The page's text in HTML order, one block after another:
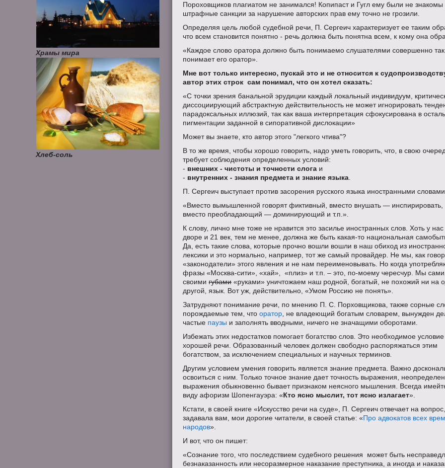
Пороховщиков плагиатом не занимался! Копипаст и Гугл ему были не знакомы
штрафные санкции за нарушение авторских прав ему точно не грозили.
Определяя цель любой судебной речи, П. Сергеич характеризует ее таким
что всем становится понятно - речь должна быть понятна всем, к кому она
«Каждое слово оратора должно быть понимаемо слушателями совершенно
понимает его оратор».
Мне вот только интересно, пускай это и не относится к
автор этих строк сам понимал, что он хотел сказать:
«С точки зрения банальной эрудиции каждый локальный индивидуум,
диссоциирующий абстрактную действительность не может игнорировать
парадоксальных иллюзий, так как ваша интерпретация сфокусирована в
пигментации заданной в сипоративной дислокации»
Может вы знаете, кто автор этого "легкого чтива"?
В то же время, чтобы хорошо говорить, надо уметь говорить, что, в свою
требует соблюдения определенных условий:
- внешних - чистоты и точности слога и
- внутренних - знания предмета и знание языка
П. Сергеич выступает против засорения русского языка иностранными словами.
«Вместо вымышленной говорят фиктивный, вместо внушать — инспирировать,
вместо преобладающий — доминирующий и т.п.».
К слову, лично мне тоже не нравится это засилье иностранных слов. Хоть у нас
дворе и 21 век, тем не менее, должна же быть какая-то национальная
Да, есть такие слова, которые прочно вошли вошли в наш обиход из
лексики и это нормально, например, тот же самый провайдер. Не мы, как
«законодатели» этого явления и не нам переименовывать. Но когда
фразы «Москва-сити», «хай», «плиз» и т.п. – это, по-моему чересчур. Мы сами,
своимигубами«руками» уничтожаем наш родной, богатый, не похожий ни на
другой, язык. Вот уж, действительно, «Умом Россию не понять».
Затрудняют понимание речи, по мнению П. С. Порховщикова, также сорные
порождаемые тем, чтооратор , не владеющий богатым словарем, вынужден
частые паузы и заполнять вводными, ничего не значащими оборотами.
Избежать этих недостатков помогает богатство слов. Это необходимое условие
хорошей речи. Образованный человек должен свободно распоряжаться этим
богатством, за исключением специальных и научных терминов.
Другим условием умения говорить является знание предмета. Важно
освоиться с ним. Только точное знание дает точность выражения,
выражения обыкновенно бывает признаком неясного мышления. Всегда
виду афоризм Шопенгауэра: «Кто ясно мыслит, тот ясно излагает».
Кстати, в своей книге «Искусство речи на суде», П. Сергеич отвечает на
задавала вам, мои дорогие читатели, в своей статье: «Про адвокатов всех
народов».
И вот, что он пишет:
«Сознание того, что последствием судебного решения может быть
безнаказанность или несоразмерное наказание преступника, а иногда и
Храмы мира
Хлеб-соль